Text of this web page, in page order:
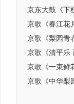
京东大鼓《下
京歌《春江花
京歌《梨园青
京歌《清平乐
京歌《一束鲜
京歌《中华梨